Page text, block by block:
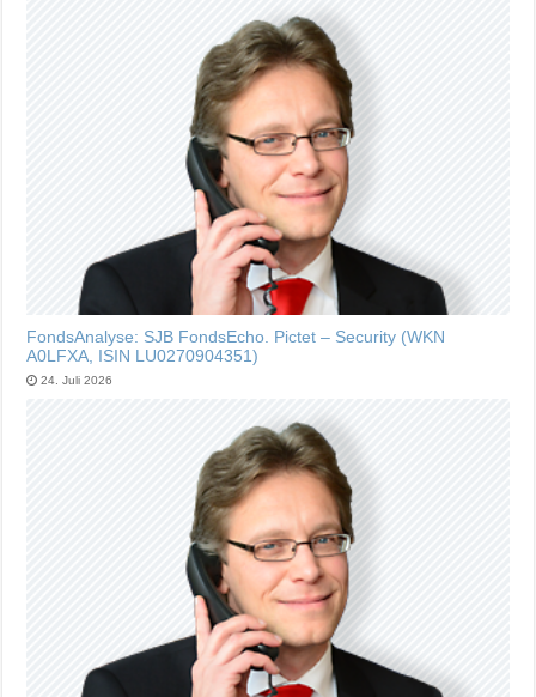
FondsAnalyse: SJB FondsEcho. Pictet – Security (WKN
A0LFXA, ISIN LU0270904351)
24. Juli 2026